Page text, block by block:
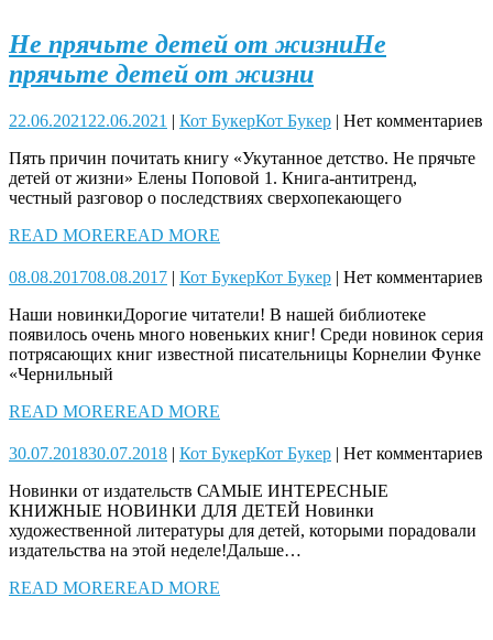
Не прячьте детей от жизниНе
прячьте детей от жизни
22.06.2021 22.06.2021 | Кот БукерКот Букер | Нет комментариев
Пять причин почитать книгу «Укутанное детство. Не прячьте
детей от жизни» Елены Поповой 1. Книга-антитренд,
честный разговор о последствиях сверхопекающего
READ MOREREAD MORE
08.08.201708.08.2017 | Кот БукерКот Букер | Нет комментариев
Наши новинкиДорогие читатели! В нашей библиотеке
появилось очень много новеньких книг! Среди новинок серия
потрясающих книг известной писательницы Корнелии Функе
«Чернильный
READ MOREREAD MORE
30.07.201830.07.2018 | Кот БукерКот Букер | Нет комментариев
Новинки от издательств САМЫЕ ИНТЕРЕСНЫЕ
КНИЖНЫЕ НОВИНКИ ДЛЯ ДЕТЕЙ Новинки
художественной литературы для детей, которыми порадовали
издательства на этой неделе!Дальше…
READ MOREREAD MORE